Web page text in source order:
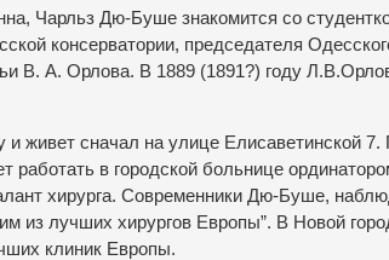
Чарльз Дю-Буше знакомится со
консерватории, председателя
В. А. Орлова. В 1889 (1891?) году
живет сначал на улице Елисаветинской 7.
в городской больнице
хирурга. Современники Дю-Буше,
из лучших хирургов Европы”. В Новой
клиник Европы.